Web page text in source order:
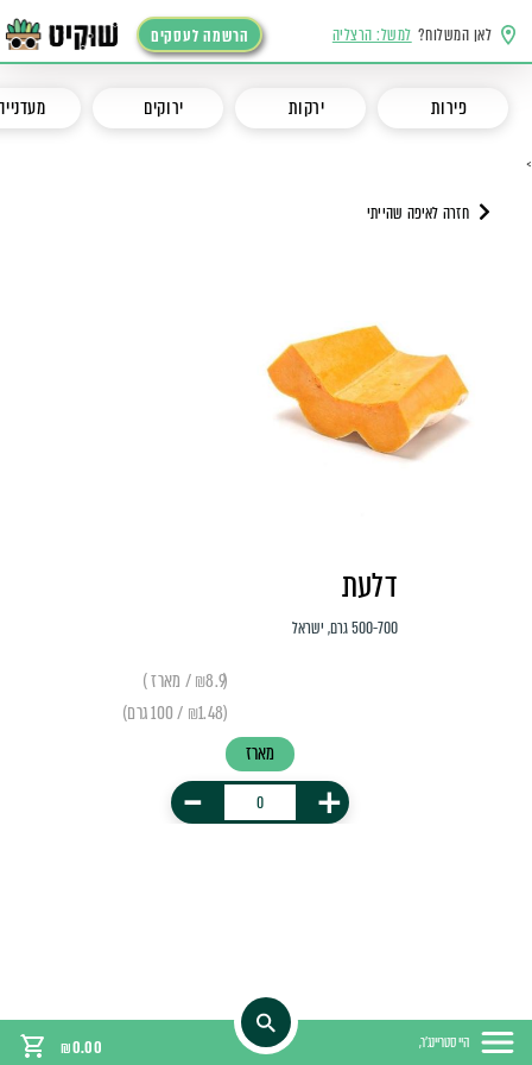
לאן המשלוח? למשל: הרצליה הרשמה לעסקים
פירות ירקות ירוקים
>
חזרה לאיפה שהייתי
דלעת
500-700 גרם, ישראל
(₪8.9 / מארז )
(₪1.48 / 100 גרם)
מארז
+
-
היי סטריינג'ר, ₪0.00